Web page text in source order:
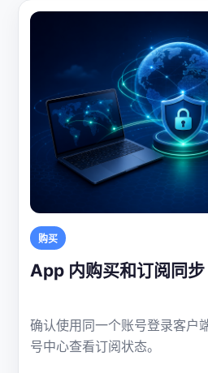
购买
App 内购买和订阅同步
确认使用同一个账号登录客户
号中心查看订阅状态。